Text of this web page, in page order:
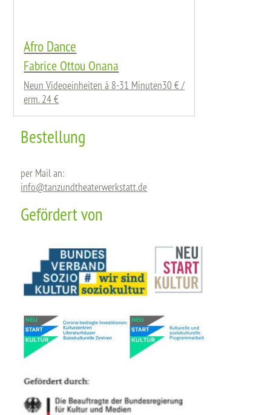
Afro Dance
Fabrice Ottou Onana
Neun Videoeinheiten á 8-31 Minuten30 € /
erm. 24 €
Bestellung
per Mail an:
info@tanzundtheaterwerkstatt.de
Gefördert von